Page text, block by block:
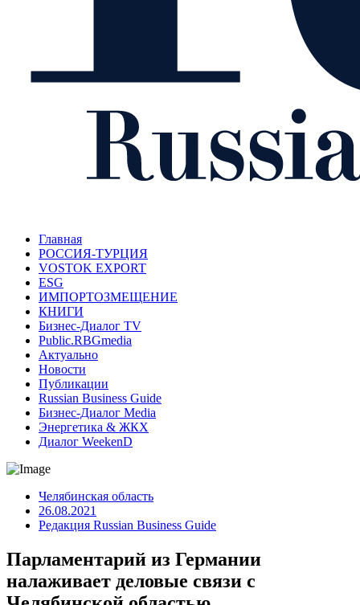
Главная
РОССИЯ-ТУРЦИЯ
VOSTOK EXPORT
ESG
ИМПОРТОЗМЕЩЕНИЕ
КНИГИ
Бизнес-Диалог TV
Public.RBGmedia
Актуально
Новости
Публикации
Russian Business Guide
Бизнес-Диалог Media
Энергетика & ЖКХ
Диалог WeekenD
Челябинская область
26.08.2021
Редакция Russian Business Guide
Парламентарий из Германии
налаживает деловые связи с